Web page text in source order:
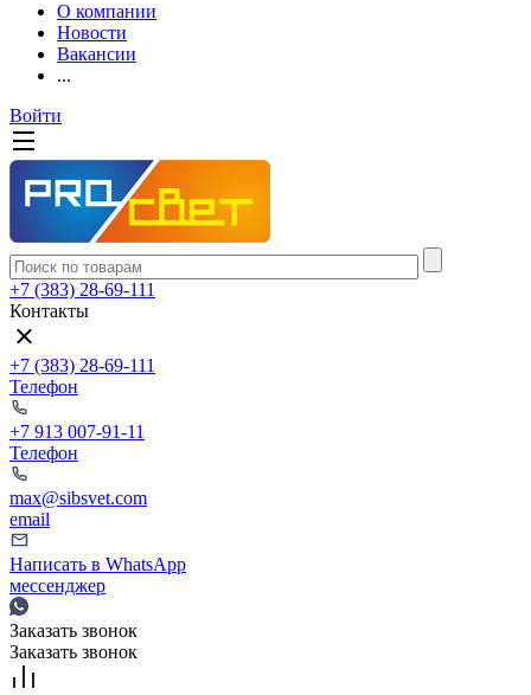
О компании
Новости
Вакансии
...
Войти
+7 (383) 28-69-111
Контакты
+7 (383) 28-69-111
Телефон
+7 913 007-91-11
Телефон
max@sibsvet.com
email
Написать в WhatsApp
мессенджер
Заказать звонок
Заказать звонок